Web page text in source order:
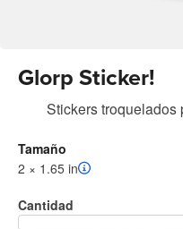
Glorp Sticker!
Stickers troquelados
Tamaño
2 × 1.65 in
Cantidad